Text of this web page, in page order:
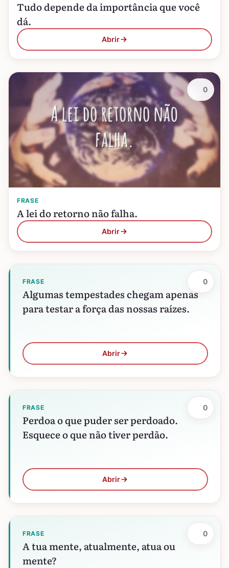
Tudo depende da importância que você
dá.
Abrir
FRASE
A lei do retorno não falha.
Abrir
0
FRASE
Algumas tempestades chegam apenas
para testar a força das nossas raízes.
Abrir
0
FRASE
Perdoa o que puder ser perdoado.
Esquece o que não tiver perdão.
Abrir
0
FRASE
A tua mente, atualmente, atua ou
mente?
0